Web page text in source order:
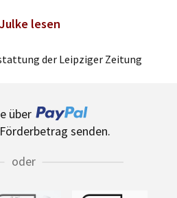
lesen
der Leipziger Zeitung
über
senden.
oder